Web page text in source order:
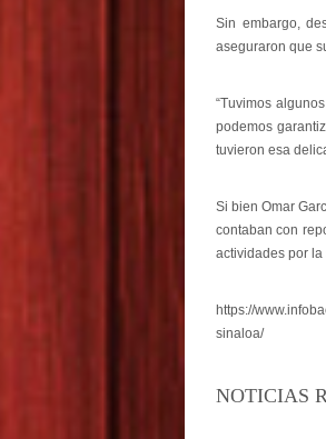
Sin embargo,
aseguraron que
“Tuvimos
podemos
tuvieron esa
Si bien Omar
contaban con
actividades por
https://
sinaloa/
NOTICIAS